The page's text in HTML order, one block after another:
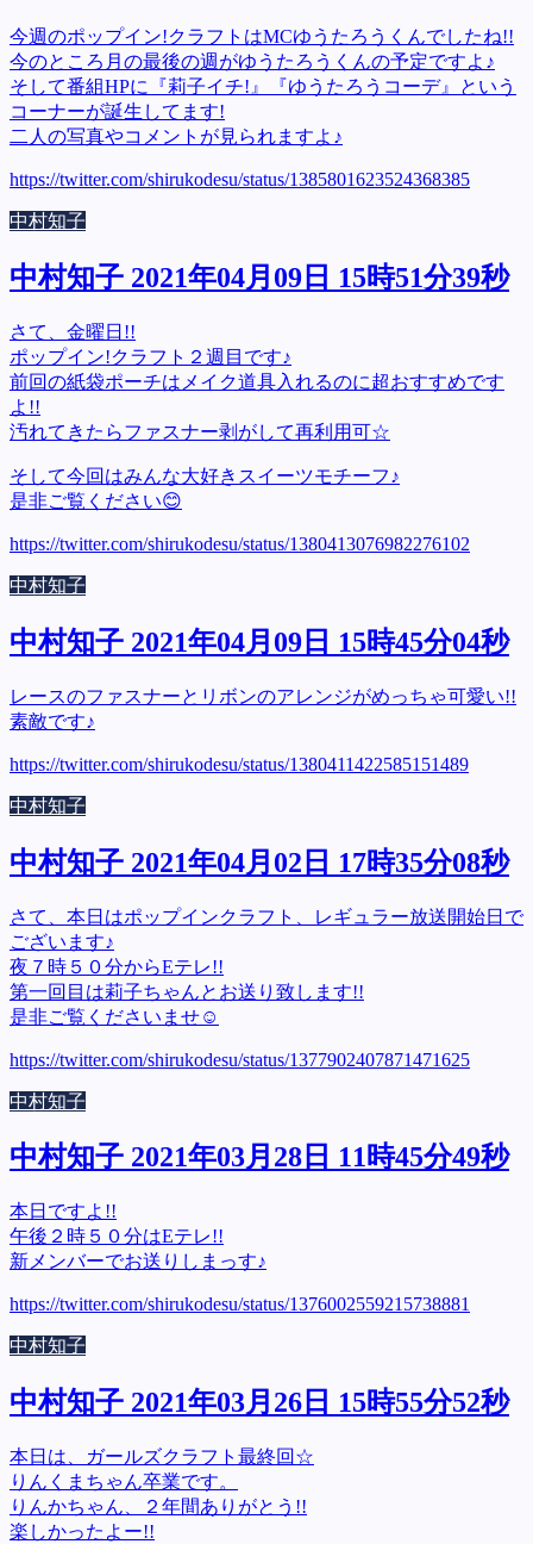
今週のポップイン!クラフトはMCゆうたろうくんでしたね!!
今のところ月の最後の週がゆうたろうくんの予定ですよ♪
そして番組HPに『莉子イチ!』『ゆうたろうコーデ』という
コーナーが誕生してます!
二人の写真やコメントが見られますよ♪
https://twitter.com/shirukodesu/status/1385801623524368385
中村知子
中村知子 2021年04月09日 15時51分39秒
さて、金曜日!!
ポップイン!クラフト２週目です♪
前回の紙袋ポーチはメイク道具入れるのに超おすすめです
よ!!
汚れてきたらファスナー剥がして再利用可☆
そして今回はみんな大好きスイーツモチーフ♪
是非ご覧ください😊
https://twitter.com/shirukodesu/status/1380413076982276102
中村知子
中村知子 2021年04月09日 15時45分04秒
レースのファスナーとリボンのアレンジがめっちゃ可愛い!!
素敵です♪
https://twitter.com/shirukodesu/status/1380411422585151489
中村知子
中村知子 2021年04月02日 17時35分08秒
さて、本日はポップインクラフト、レギュラー放送開始日で
ございます♪
夜７時５０分からEテレ!!
第一回目は莉子ちゃんとお送り致します!!
是非ご覧くださいませ☺️
https://twitter.com/shirukodesu/status/1377902407871471625
中村知子
中村知子 2021年03月28日 11時45分49秒
本日ですよ!!
午後２時５０分はEテレ!!
新メンバーでお送りしまっす♪
https://twitter.com/shirukodesu/status/1376002559215738881
中村知子
中村知子 2021年03月26日 15時55分52秒
本日は、ガールズクラフト最終回☆
りんくまちゃん卒業です。
りんかちゃん、２年間ありがとう!!
楽しかったよー!!